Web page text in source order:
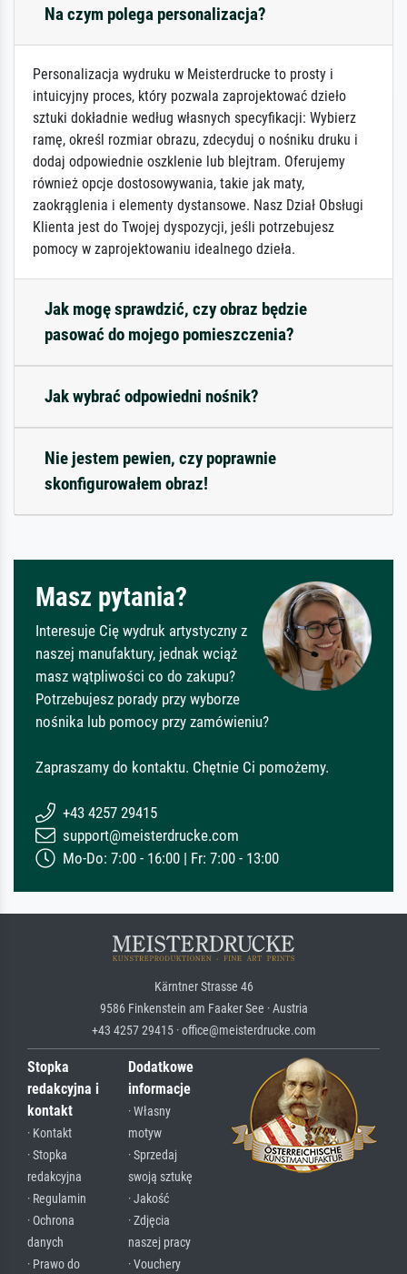
Na czym polega personalizacja?
Personalizacja wydruku w Meisterdrucke to prosty i
intuicyjny proces, który pozwala zaprojektować dzieło
sztuki dokładnie według własnych specyfikacji: Wybierz
ramę, określ rozmiar obrazu, zdecyduj o nośniku druku i
dodaj odpowiednie oszklenie lub blejtram. Oferujemy
również opcje dostosowywania, takie jak maty,
zaokrąglenia i elementy dystansowe. Nasz Dział Obsługi
Klienta jest do Twojej dyspozycji, jeśli potrzebujesz
pomocy w zaprojektowaniu idealnego dzieła.
Jak mogę sprawdzić, czy obraz będzie
pasować do mojego pomieszczenia?
Jak wybrać odpowiedni nośnik?
Nie jestem pewien, czy poprawnie
skonfigurowałem obraz!
Masz pytania?
Interesuje Cię wydruk artystyczny z
naszej manufaktury, jednak wciąż
masz wątpliwości co do zakupu?
Potrzebujesz porady przy wyborze
nośnika lub pomocy przy zamówieniu?
Zapraszamy do kontaktu. Chętnie Ci pomożemy.
+43 4257 29415
support@meisterdrucke.com
Mo-Do: 7:00 - 16:00 | Fr: 7:00 - 13:00
Kärntner Strasse 46
9586 Finkenstein am Faaker See · Austria
+43 4257 29415 · office@meisterdrucke.com
Stopka
redakcyjna i
kontakt
· Kontakt
· Stopka
redakcyjna
· Regulamin
· Ochrona
danych
· Prawo do
Dodatkowe
informacje
· Własny
motyw
· Sprzedaj
swoją sztukę
· Jakość
· Zdjęcia
naszej pracy
· Vouchery